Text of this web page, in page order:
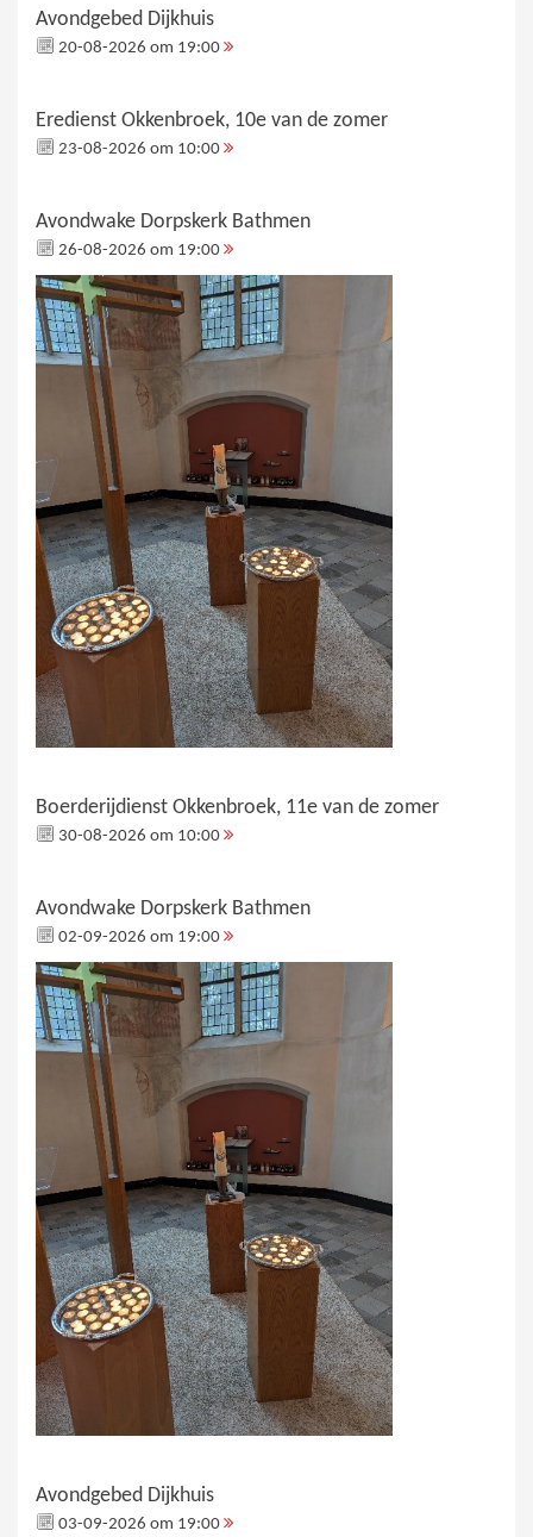
Avondgebed Dijkhuis
20-08-2026 om 19:00
Eredienst Okkenbroek, 10e van de zomer
23-08-2026 om 10:00
Avondwake Dorpskerk Bathmen
26-08-2026 om 19:00
Boerderijdienst Okkenbroek, 11e van de zomer
30-08-2026 om 10:00
Avondwake Dorpskerk Bathmen
02-09-2026 om 19:00
Avondgebed Dijkhuis
03-09-2026 om 19:00